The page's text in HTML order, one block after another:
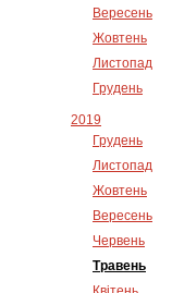
Вересень
Жовтень
Листопад
Грудень
2019
Грудень
Листопад
Жовтень
Вересень
Червень
Травень